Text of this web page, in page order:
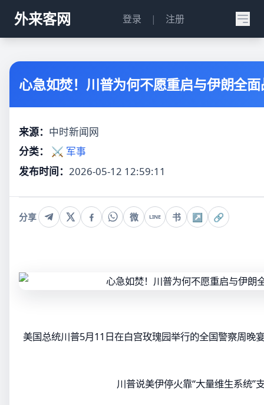
外来客网 登录 | 注册
心急如焚！川普为何不愿重启与伊朗全
来源： 中时新闻网
分类：
⚔️ 军事
发布时间： 2026-05-12 12:59:11
分享 微 LINE 书 ↗ 🔗
美国总统川普5月11日在白宫玫瑰园举行的全国警察周晚
川普说美伊停火靠“大量维生系统”